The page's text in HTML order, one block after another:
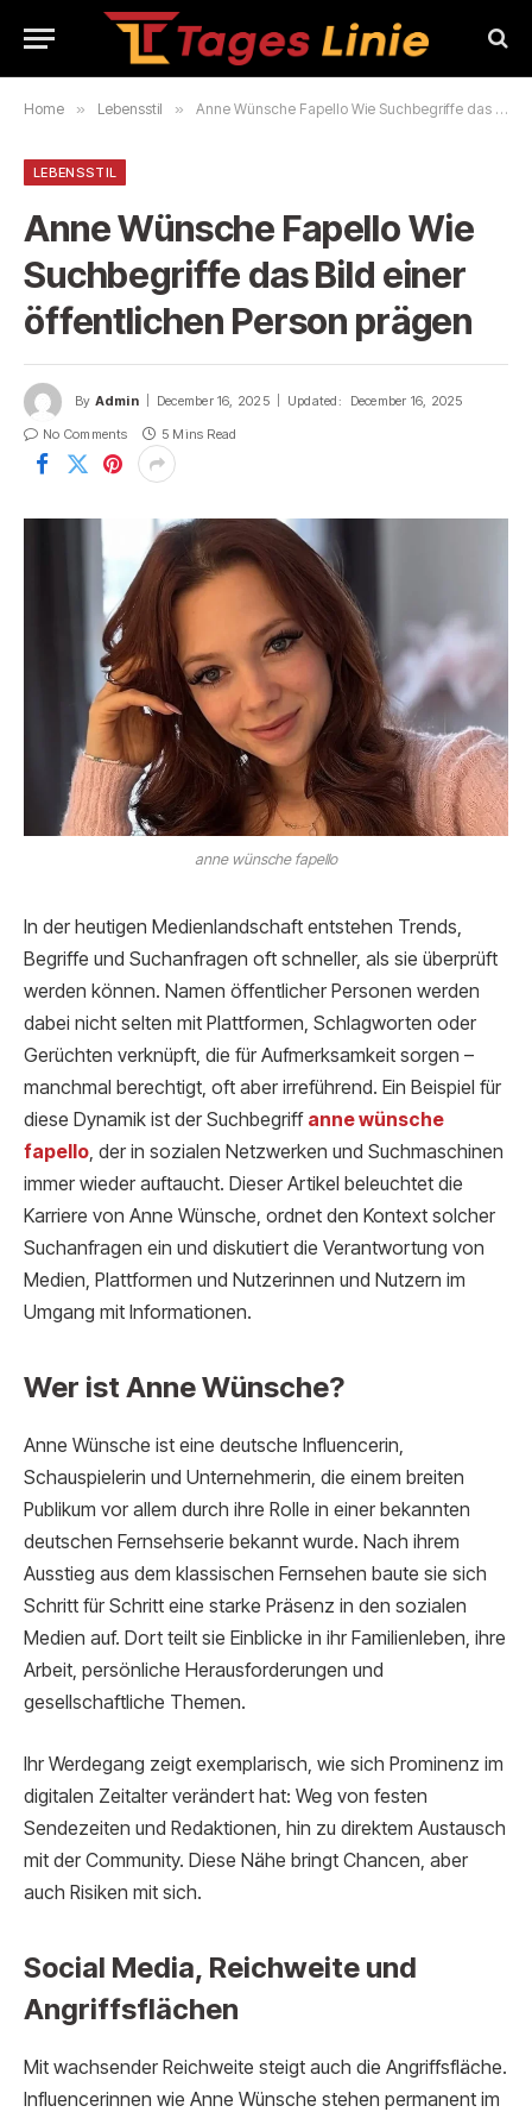
Home » Lebensstil » Anne Wünsche Fapello Wie Suchbegriffe das Bild einer öffentlichen Person prägen
LEBENSSTIL
Anne Wünsche Fapello Wie
Suchbegriffe das Bild einer
öffentlichen Person prägen
By Admin December 16, 2025 Updated:
December 16, 2025
No Comments
5 Mins Read
anne wünsche fapello
In der heutigen Medienlandschaft entstehen Trends,
Begriffe und Suchanfragen oft schneller, als sie überprüft
werden können. Namen öffentlicher Personen werden
dabei nicht selten mit Plattformen, Schlagworten oder
Gerüchten verknüpft, die für Aufmerksamkeit sorgen –
manchmal berechtigt, oft aber irreführend. Ein Beispiel für
diese Dynamik ist der Suchbegriff anne wünsche
fapello, der in sozialen Netzwerken und Suchmaschinen
immer wieder auftaucht. Dieser Artikel beleuchtet die
Karriere von Anne Wünsche, ordnet den Kontext solcher
Suchanfragen ein und diskutiert die Verantwortung von
Medien, Plattformen und Nutzerinnen und Nutzern im
Umgang mit Informationen.
Wer ist Anne Wünsche?
Anne Wünsche ist eine deutsche Influencerin,
Schauspielerin und Unternehmerin, die einem breiten
Publikum vor allem durch ihre Rolle in einer bekannten
deutschen Fernsehserie bekannt wurde. Nach ihrem
Ausstieg aus dem klassischen Fernsehen baute sie sich
Schritt für Schritt eine starke Präsenz in den sozialen
Medien auf. Dort teilt sie Einblicke in ihr Familienleben, ihre
Arbeit, persönliche Herausforderungen und
gesellschaftliche Themen.
Ihr Werdegang zeigt exemplarisch, wie sich Prominenz im
digitalen Zeitalter verändert hat: Weg von festen
Sendezeiten und Redaktionen, hin zu direktem Austausch
mit der Community. Diese Nähe bringt Chancen, aber
auch Risiken mit sich.
Social Media, Reichweite und
Angriffsflächen
Mit wachsender Reichweite steigt auch die Angriffsfläche.
Influencerinnen wie Anne Wünsche stehen permanent im